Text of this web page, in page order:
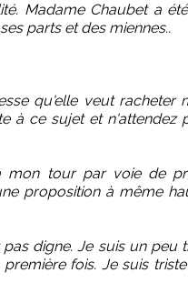
Madame Chaubet a
parts et des miennes..
qu'elle veut racheter
à ce sujet et n'attendez
mon tour par voie de
proposition à même
digne. Je suis un peu
fois. Je suis